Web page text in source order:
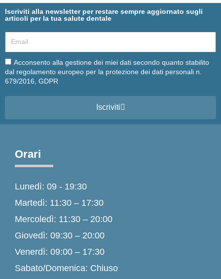
Iscriviti alla newsletter per restare sempre aggiornato sugli
articoli per la tua salute dentale
Email
Email
Acconsento alla gestione dei miei dati secondo quanto stabilito
dal regolamento europeo per la protezione dei dati personali n.
679/2016, GDPR
Iscriviti
Orari
Lunedì: 09 - 19:30
Martedì: 11:30 – 17:30
Mercoledì: 11:30 – 20:00
Giovedì: 09:30 – 20:00
Venerdì: 09:00 – 17:30
Sabato/Domenica: Chiuso